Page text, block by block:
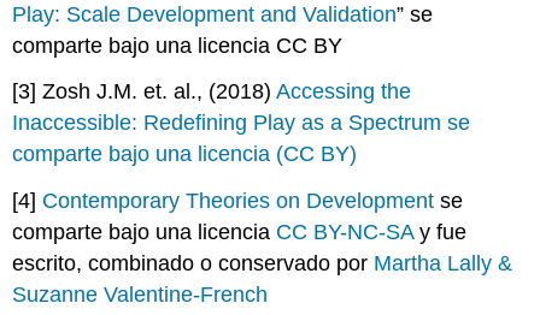
Play: Scale Development and Validation” se
comparte bajo una licencia CC BY
[3] Zosh J.M. et. al., (2018)Accessing the
Inaccessible: Redefining Play as a Spectrum se
comparte bajo una licencia (CC BY)
[4] Contemporary Theories on Developmentse
comparte bajo una licencia CC BY-NC-SAy fue
escrito, combinado o conservado por Martha Lally &
Suzanne Valentine-French